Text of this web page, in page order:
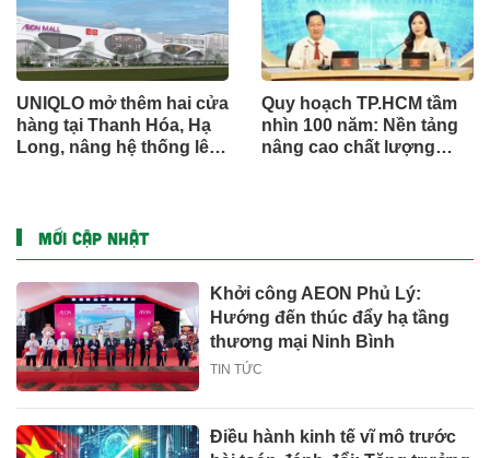
UNIQLO mở thêm hai cửa
hàng tại Thanh Hóa, Hạ
Long, nâng hệ thống lên
Quy hoạch TP.HCM tầm
nhìn 100 năm: Nền tảng
nâng cao chất lượng
MỚI CẬP NHẬT
Khởi công AEON Phủ Lý:
Hướng đến thúc đẩy hạ tầng
thương mại Ninh Bình
TIN TỨC
Điều hành kinh tế vĩ mô trước